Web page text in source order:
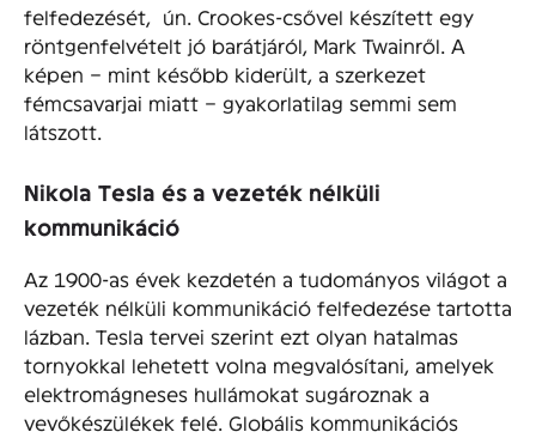
felfedezését, ún. Crookes-csővel készített egy
röntgenfelvételt jó barátjáról, Mark Twainről. A
képen – mint később kiderült, a szerkezet
fémcsavarjai miatt – gyakorlatilag semmi sem
látszott.
Nikola Tesla és a vezeték nélküli
kommunikáció
Az 1900-as évek kezdetén a tudományos világot a
vezeték nélküli kommunikáció felfedezése tartotta
lázban. Tesla tervei szerint ezt olyan hatalmas
tornyokkal lehetett volna megvalósítani, amelyek
elektromágneses hullámokat sugároznak a
vevőkészülékek felé. Globális kommunikációs